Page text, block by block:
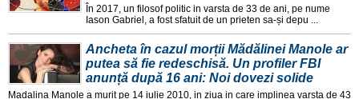
În 2017, un filosof politic in varsta de 33 de ani, pe nume
Iason Gabriel, a fost sfatuit de un prieten sa-și depu ...
Ancheta în cazul morții Mădălinei Manole ar
putea să fie redeschisă. Un profiler FBI
anunță după 16 ani: Noi dovezi solide
Madalina Manole a murit pe 14 iulie 2010, in ziua in care implinea varsta de 43